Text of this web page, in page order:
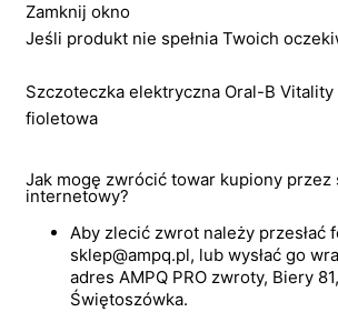
Zamknij okno
Jeśli produkt nie spełnia Twoich
Szczoteczka elektryczna Oral-B Vitality
fioletowa
Jak mogę zwrócić towar kupiony przez
internetowy?
Aby zlecić zwrot należy przesłać
sklep@ampq.pl, lub wysłać go
adres AMPQ PRO zwroty, Biery
Świętoszówka.